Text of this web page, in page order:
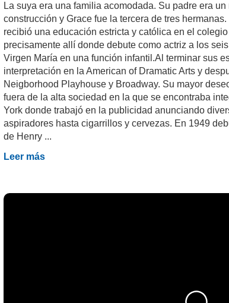
La suya era una familia acomodada. Su padre era
construcción y Grace fue la tercera de tres
recibió una educación estricta y católica en el
precisamente allí donde debute como actriz a los
Virgen María en una función infantil.Al terminar sus
interpretación en la American of Dramatic Arts y
Neigborhood Playhouse y Broadway. Su mayor
fuera de la alta sociedad en la que se encontraba
York donde trabajó en la publicidad anunciando
aspiradores hasta cigarrillos y cervezas. En 1949
de Henry ...
Leer más